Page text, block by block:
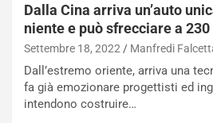
Dalla Cina arriva un’auto
niente e può sfrecciare a
Settembre 18, 2022 Manfredi
Dall’estremo oriente, arriva una
fa già emozionare progettisti ed
intendono costruire…
M
o
n
d
a
o
O
a